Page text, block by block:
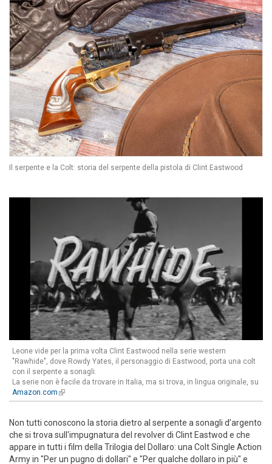
Il serpente e la Colt: storia del serpente della pistola di Clint Eastwood
Leone vide per la prima volta Clint Eastwood nella serie western
"Rawhide", dove Rowdy Yates, il personaggio di Eastwood, porta una colt
con il serpente a sonagli.
La serie non è facile da trovare in Italia, ma si trova, in lingua originale, su
Amazon.com (link is external)
Non tutti conoscono la storia dietro al serpente a sonagli d’argento
che si trova sull'impugnatura del revolver di Clint Eastwod e che
appare in tutti i film della Trilogia del Dollaro: una Colt Single Action
Army in "Per un pugno di dollari" e "Per qualche dollaro in più" e